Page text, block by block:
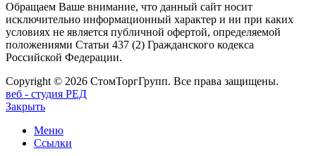
Обращаем Ваше внимание, что данный сайт носит
исключительно информационный характер и ни при каких
условиях не является публичной офертой, определяемой
положениями Статьи 437 (2) Гражданского кодекса
Российской Федерации.
Copyright © 2026 СтомТоргГрупп. Все права защищены.
веб - студия РЕД
Закрыть
Меню
Ссылки